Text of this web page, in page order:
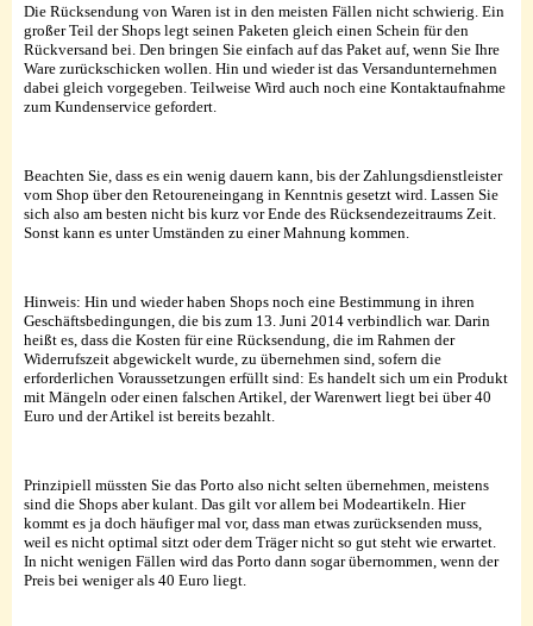
Die Rücksendung von Waren ist in den meisten Fällen nicht schwierig. Ein
großer Teil der Shops legt seinen Paketen gleich einen Schein für den
Rückversand bei. Den bringen Sie einfach auf das Paket auf, wenn Sie Ihre
Ware zurückschicken wollen. Hin und wieder ist das Versandunternehmen
dabei gleich vorgegeben. Teilweise Wird auch noch eine Kontaktaufnahme
zum Kundenservice gefordert.
Beachten Sie, dass es ein wenig dauern kann, bis der Zahlungsdienstleister
vom Shop über den Retoureneingang in Kenntnis gesetzt wird. Lassen Sie
sich also am besten nicht bis kurz vor Ende des Rücksendezeitraums Zeit.
Sonst kann es unter Umständen zu einer Mahnung kommen.
Hinweis: Hin und wieder haben Shops noch eine Bestimmung in ihren
Geschäftsbedingungen, die bis zum 13. Juni 2014 verbindlich war. Darin
heißt es, dass die Kosten für eine Rücksendung, die im Rahmen der
Widerrufszeit abgewickelt wurde, zu übernehmen sind, sofern die
erforderlichen Voraussetzungen erfüllt sind: Es handelt sich um ein Produkt
mit Mängeln oder einen falschen Artikel, der Warenwert liegt bei über 40
Euro und der Artikel ist bereits bezahlt.
Prinzipiell müssten Sie das Porto also nicht selten übernehmen, meistens
sind die Shops aber kulant. Das gilt vor allem bei Modeartikeln. Hier
kommt es ja doch häufiger mal vor, dass man etwas zurücksenden muss,
weil es nicht optimal sitzt oder dem Träger nicht so gut steht wie erwartet.
In nicht wenigen Fällen wird das Porto dann sogar übernommen, wenn der
Preis bei weniger als 40 Euro liegt.